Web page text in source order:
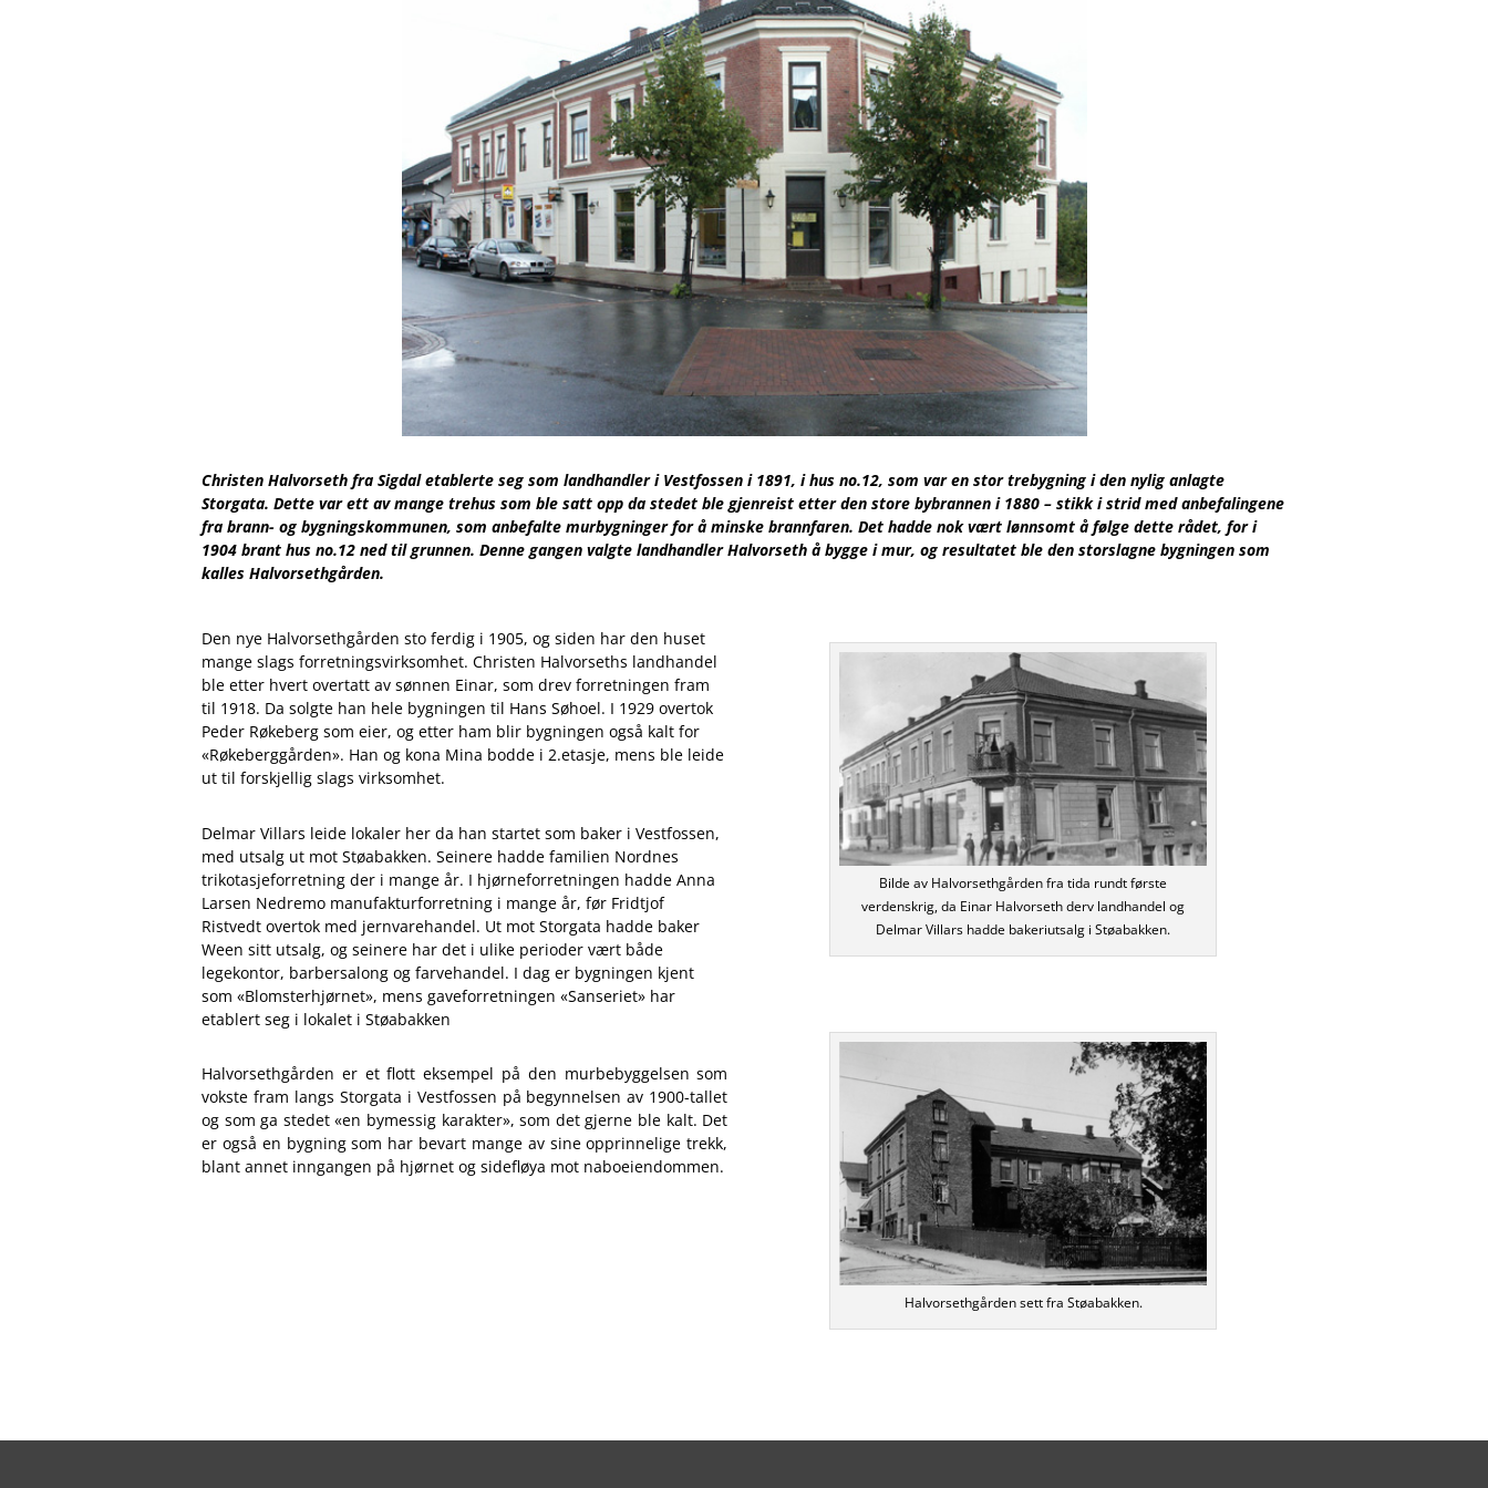
Christen Halvorseth fra Sigdal etablerte seg som landhandler i Vestfossen i 1891, i hus no.12, som var en stor trebygning i den nylig anlagte
Storgata. Dette var ett av mange trehus som ble satt opp da stedet ble gjenreist etter den store bybrannen i 1880 – stikk i strid med anbefalingene
fra brann- og bygningskommunen, som anbefalte murbygninger for å minske brannfaren. Det hadde nok vært lønnsomt å følge dette rådet, for i
1904 brant hus no.12 ned til grunnen. Denne gangen valgte landhandler Halvorseth å bygge i mur, og resultatet ble den storslagne bygningen som
kalles Halvorsethgården.
Den nye Halvorsethgården sto ferdig i 1905, og siden har den huset
mange slags forretningsvirksomhet. Christen Halvorseths landhandel
ble etter hvert overtatt av sønnen Einar, som drev forretningen fram
til 1918. Da solgte han hele bygningen til Hans Søhoel. I 1929 overtok
Peder Røkeberg som eier, og etter ham blir bygningen også kalt for
«Røkeberggården». Han og kona Mina bodde i 2.etasje, mens ble leide
ut til forskjellig slags virksomhet.
Delmar Villars leide lokaler her da han startet som baker i Vestfossen,
med utsalg ut mot Støabakken. Seinere hadde familien Nordnes
trikotasjeforretning der i mange år. I hjørneforretningen hadde Anna
Larsen Nedremo manufakturforretning i mange år, før Fridtjof
Ristvedt overtok med jernvarehandel. Ut mot Storgata hadde baker
Ween sitt utsalg, og seinere har det i ulike perioder vært både
legekontor, barbersalong og farvehandel. I dag er bygningen kjent
som «Blomsterhjørnet», mens gaveforretningen «Sanseriet» har
etablert seg i lokalet i Støabakken
Halvorsethgården er et flott eksempel på den murbebyggelsen som
vokste fram langs Storgata i Vestfossen på begynnelsen av 1900-tallet
og som ga stedet «en bymessig karakter», som det gjerne ble kalt. Det
er også en bygning som har bevart mange av sine opprinnelige trekk,
blant annet inngangen på hjørnet og sidefløya mot naboeiendommen.
Bilde av Halvorsethgården fra tida rundt første
verdenskrig, da Einar Halvorseth derv landhandel og
Delmar Villars hadde bakeriutsalg i Støabakken.
Halvorsethgården sett fra Støabakken.